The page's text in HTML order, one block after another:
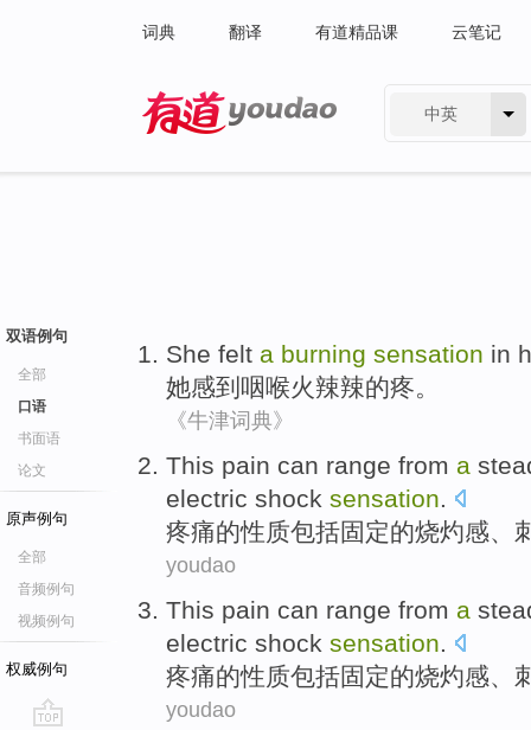
词典 翻译 有道精品课 云笔记
中英
双语例句
全部
口语
书面语
论文
原声例句
全部
音频例句
视频例句
权威例句
She felt a burning sensation in
她感到 咽喉火辣辣的疼。
《牛津词典》
This pain can range from a
electric shock sensation.
疼痛的性质包括固定的烧灼感、
youdao
This pain can range from a
electric shock sensation
疼痛的性质包括固定的烧灼感、
youdao